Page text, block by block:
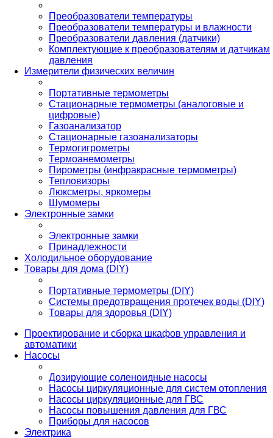
Преобразователи температуры
Преобразователи температуры и влажности
Преобразователи давления (датчики)
Комплектующие к преобразователям и датчикам
давления
Измерители физических величин
Портативные термометры
Стационарные термометры (аналоговые и
цифровые)
Газоанализатор
Стационарные газоанализаторы
Термогигрометры
Термоанемометры
Пирометры (инфракрасные термометры)
Тепловизоры
Люксметры, яркомеры
Шумомеры
Электронные замки
Электронные замки
Принадлежности
Холодильное оборудование
Товары для дома (DIY)
Портативные термометры (DIY)
Системы предотвращения протечек воды (DIY)
Товары для здоровья (DIY)
Проектирование и сборка шкафов управления и
автоматики
Насосы
Дозирующие соленоидные насосы
Насосы циркуляционные для систем отопления
Насосы циркуляционные для ГВС
Насосы повышения давления для ГВС
Приборы для насосов
Электрика